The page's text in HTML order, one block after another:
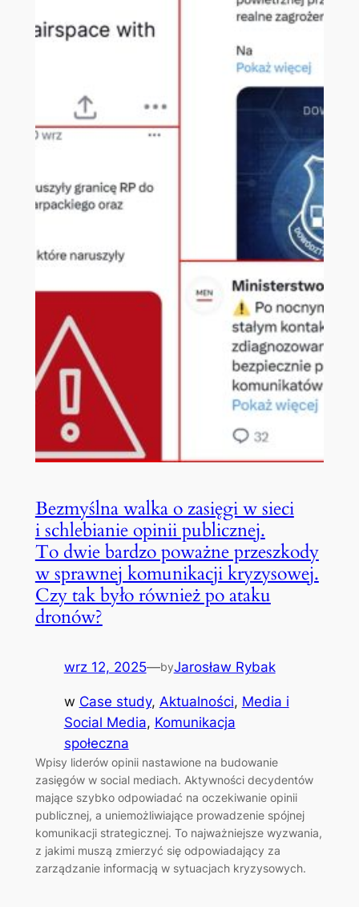
Bezmyślna walka o zasięgi w sieci
i schlebianie opinii publicznej.
To dwie bardzo poważne przeszkody
w sprawnej komunikacji kryzysowej.
Czy tak było również po ataku
dronów?
wrz 12, 2025—byJarosław Rybak
w Case study, Aktualności, Media i
Social Media, Komunikacja
społeczna
Wpisy liderów opinii nastawione na budowanie
zasięgów w social mediach. Aktywności decydentów
mające szybko odpowiadać na oczekiwanie opinii
publicznej, a uniemożliwiające prowadzenie spójnej
komunikacji strategicznej. To najważniejsze wyzwania,
z jakimi muszą zmierzyć się odpowiadający za
zarządzanie informacją w sytuacjach kryzysowych.